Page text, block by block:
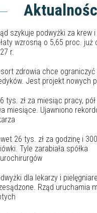
szykuje podwyżki za krew
wzrosną o 5,65 proc. już
r.
zdrowia chce
Jest projekt nowych
tys. zł za miesiąc pracy,
miesiące. Ujawniono
26 tys. zł za godzinę i
Tyle zarabiała spółka
dla lekarzy i
Rząd uruchamia